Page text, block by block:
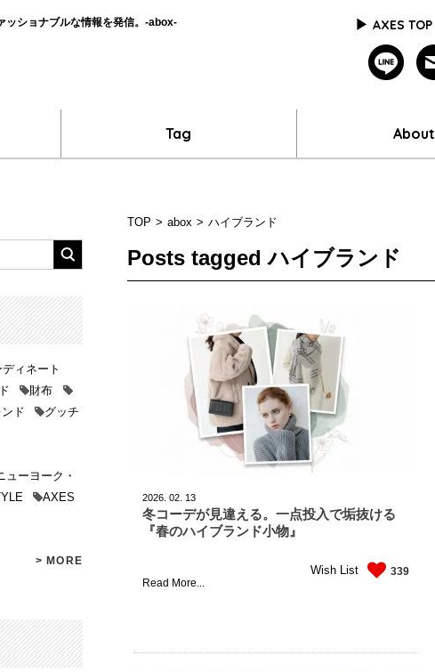
ッショナブルな情報を発信。-abox- AXES TOP
line
Tag About
ディネート
財布
ド
グッチ
ューヨーク・
AXES
> MORE
TOP abox ハイブランド
Posts taggedハイブランド
2026. 02. 13
冬コーデが見違える。一点投入で垢抜ける
『春のハイブランド小物』
Read More...
339
Wish List